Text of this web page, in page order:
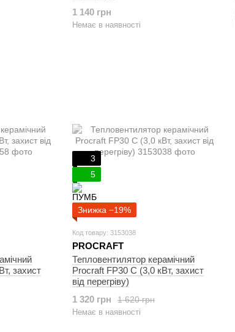
1 140 грн
Немає в наявності
захист
3
5
Знижка −19%
Код товару: 3153038
PROCRAFT
Тепловентилятор керамічний
Procraft FP30 C (3,0 кВт, захист
від перегріву)
1 620 грн
1 320 грн
Немає в наявності